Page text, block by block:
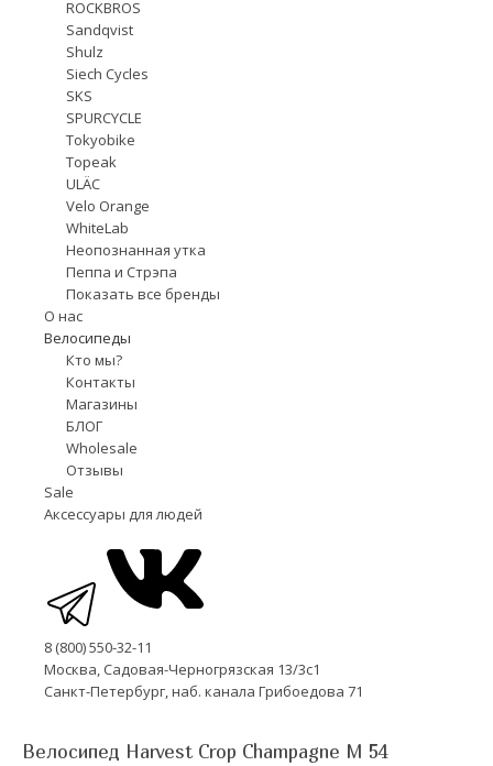
ROCKBROS
Sandqvist
Shulz
Siech Cycles
SKS
SPURCYCLE
Tokyobike
Topeak
ULÄC
Velo Orange
WhiteLab
Неопознанная утка
Пеппа и Стрэпа
Показать все бренды
О нас
Велосипеды
Кто мы?
Контакты
Магазины
БЛОГ
Wholesale
Отзывы
Sale
Аксессуары для людей
8 (800) 550-32-11
Москва, Садовая-Черногрязская 13/3с1
Санкт-Петербург, наб. канала Грибоедова 71
Велосипед Harvest Crop Champagne M 54